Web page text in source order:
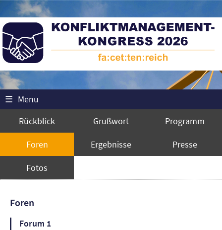
☰ Menu
Rückblick
Grußwort Programm
Foren Ergebnisse Presse
Fotos
Foren
Forum 1